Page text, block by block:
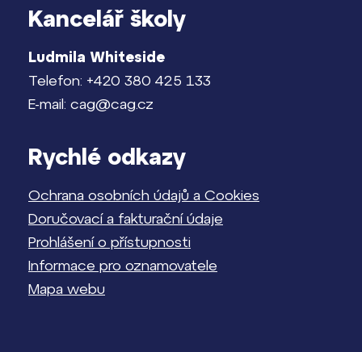
Kancelář školy
Ludmila Whiteside
Telefon: +420 380 425 133
E-mail: cag@cag.cz
Rychlé odkazy
Ochrana osobních údajů a Cookies
Doručovací a fakturační údaje
Prohlášení o přístupnosti
Informace pro oznamovatele
Mapa webu